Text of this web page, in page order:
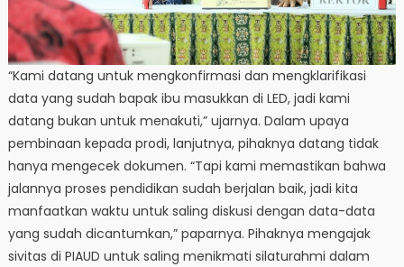
“Kami datang untuk mengkonfirmasi dan mengklarifikasi
data yang sudah bapak ibu masukkan di LED, jadi kami
datang bukan untuk menakuti,” ujarnya. Dalam upaya
pembinaan kepada prodi, lanjutnya, pihaknya datang tidak
hanya mengecek dokumen. “Tapi kami memastikan bahwa
jalannya proses pendidikan sudah berjalan baik, jadi kita
manfaatkan waktu untuk saling diskusi dengan data-data
yang sudah dicantumkan,” paparnya. Pihaknya mengajak
sivitas di PIAUD untuk saling menikmati silaturahmi dalam